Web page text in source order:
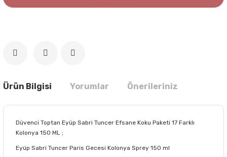
Ürün Bilgisi Yorumlar Önerileriniz
Düvenci Toptan Eyüp Sabri Tuncer Efsane Koku Paketi 17 Farklı
Kolonya 150 ML ;
Eyüp Sabri Tuncer Paris Gecesi Kolonya Sprey 150 ml